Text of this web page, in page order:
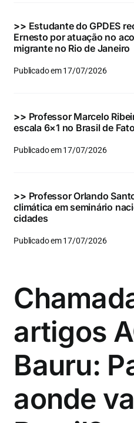
para:
>> Estudante do GPDES
Ernesto por atuação no
migrante no Rio de Janeiro
Publicado em 17/07/2026
>> Professor Marcelo
escala 6×1 no Brasil de Fato
Publicado em 17/07/2026
>> Professor Orlando
climática em seminário
cidades
Publicado em 17/07/2026
artigos
Bauru:
aonde